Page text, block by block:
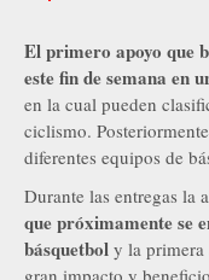
El primero apoyo que
este fin de semana en
en la cual pueden
ciclismo.
diferentes equipos de
Durante las entregas la
que próximamente se
básquetbol y la primera